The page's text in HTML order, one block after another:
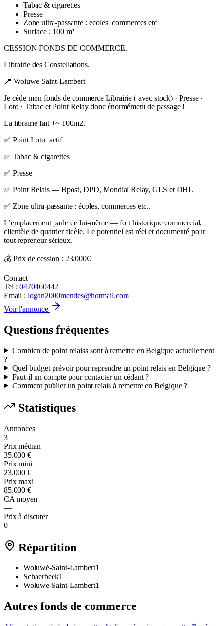
Tabac & cigarettes
Presse
Zone ultra-passante : écoles, commerces etc
Surface : 100 m²
CESSION FONDS DE COMMERCE.
Librairie des Constellations.
📍 Woluwe Saint-Lambert
Je cède mon fonds de commerce Librairie ( avec stock) · Presse ·
Loto · Tabac et Point Relay donc énormément de passage !
La librairie fait +~ 100m2.
✅ Point Loto actif
✅ Tabac & cigarettes
✅ Presse
✅ Point Relais — Bpost, DPD, Mondial Relay, GLS et DHL
✅ Zone ultra-passante : écoles, commerces etc..
L’emplacement parle de lui-même — fort historique commercial,
clientèle de quartier fidèle. Le potentiel est réel et documenté pour
tout repreneur sérieux.
💰 Prix de cession : 23.000€
Contact
Tel : 0470460442
Email : logan2000mendes@hotmail.com
Voir l'annonce
Questions fréquentes
Combien de point relaiss sont à remettre en Belgique actuellement
?
Quel budget prévoir pour reprendre un point relais en Belgique ?
Faut-il un compte pour contacter un cédant ?
Comment publier un point relais à remettre en Belgique ?
Statistiques
Annonces
3
Prix médian
35.000 €
Prix mini
23.000 €
Prix maxi
85.000 €
CA moyen
—
Prix à discuter
0
Répartition
Woluwé-Saint-Lambert1
Schaerbeek1
Woluwe-Saint-Lambert1
Autres fonds de commerce